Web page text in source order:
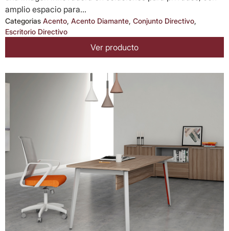
amplio espacio para...
Categorias Acento, Acento Diamante, Conjunto Directivo,
Escritorio Directivo
Ver producto